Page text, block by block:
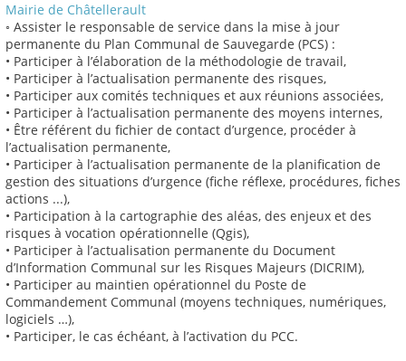
Mairie de Châtellerault
◦ Assister le responsable de service dans la mise à jour
permanente du Plan Communal de Sauvegarde (PCS) :
• Participer à l’élaboration de la méthodologie de travail,
• Participer à l’actualisation permanente des risques,
• Participer aux comités techniques et aux réunions associées,
• Participer à l’actualisation permanente des moyens internes,
• Être référent du fichier de contact d’urgence, procéder à
l’actualisation permanente,
• Participer à l’actualisation permanente de la planification de
gestion des situations d’urgence (fiche réflexe, procédures, fiches
actions ...),
• Participation à la cartographie des aléas, des enjeux et des
risques à vocation opérationnelle (Qgis),
• Participer à l’actualisation permanente du Document
d’Information Communal sur les Risques Majeurs (DICRIM),
• Participer au maintien opérationnel du Poste de
Commandement Communal (moyens techniques, numériques,
logiciels …),
• Participer, le cas échéant, à l’activation du PCC.